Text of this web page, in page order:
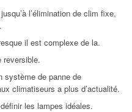
l’élimination de clim fixe,
il est complexe de la.
reversible.
système de panne de
climatiseurs a plus d’actualité.
les lampes idéales.